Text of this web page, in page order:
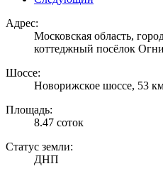
Адрес:
Московская область,
коттеджный посёлок
Шоссе:
Новорижское шоссе, 53
Площадь:
8.47 соток
Статус земли:
ДНП